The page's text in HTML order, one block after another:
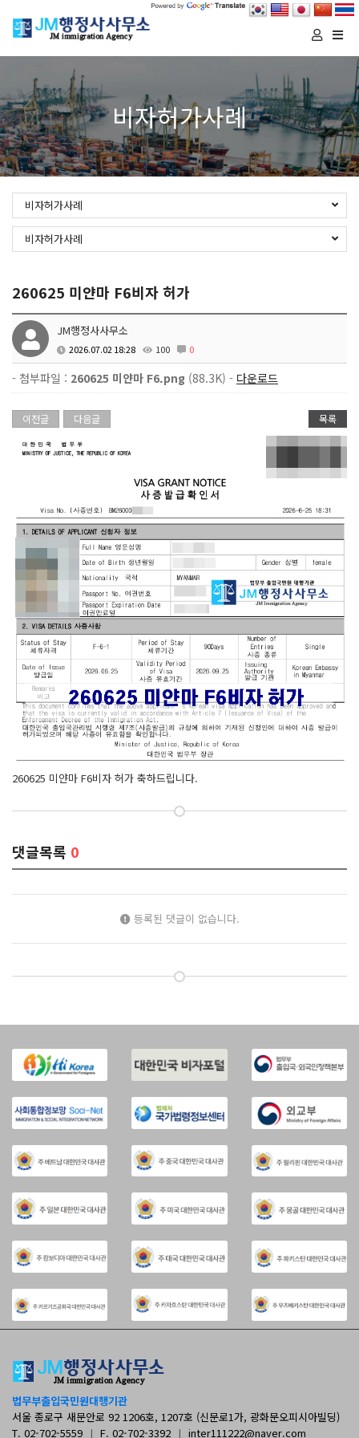
비자허가사례
비자허가사례
비자허가사례
260625 미얀마 F6비자 허가
JM행정사사무소
2026.07.02 18:28 100 0
- 첨부파일 : 260625 미얀마 F6.png (88.3K) - 다운로드
이전글 다음글 목록
260625 미얀마 F6비자 허가 축하드립니다.
댓글목록 0
등록된 댓글이 없습니다.
법무부출입국민원대행기관
서울 종로구 새문안로 92 1206호, 1207호 (신문로1가, 광화문오피시아빌딩)
T. 02-702-5559 | F. 02-702-3392 | inter111222@naver.com